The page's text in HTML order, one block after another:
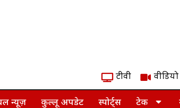
टीवी वीडियो
न्यूज़ कुल्लू अपडेट स्पोर्ट्स टेक